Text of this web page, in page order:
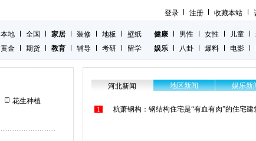
登录 注册 收藏本站
本地 全国 家居 装修 地板
壁纸
黄金 期货 教育 辅导 考研 留学
健康 男性 女性 儿童
娱乐
八卦 爆料 电影
花生种植
河北新闻 地区新闻 娱乐新
1 杭萧钢构：钢结构住宅是“有血有肉”的住宅建